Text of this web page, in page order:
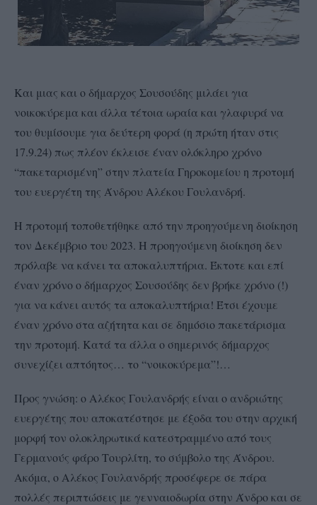
Και μιας και ο δήμαρχος Σουσούδης μιλάει για
νοικοκύρεμα και άλλα τέτοια ωραία και γλαφυρά να
του θυμίσουμε για δεύτερη φορά (η πρώτη ήταν στις
17.9.24) πως πλέον έκλεισε έναν ολόκληρο χρόνο
“πακεταρισμένη” στην πλατεία Γηροκομείου η προτομή
του ευεργέτη της Άνδρου Αλέκου Γουλανδρή.
Η προτομή τοποθετήθηκε από την προηγούμενη διοίκηση
τον Δεκέμβριο του 2023. Η προηγούμενη διοίκηση δεν
πρόλαβε να κάνει τα αποκαλυπτήρια. Έκτοτε και επί
έναν χρόνο ο δήμαρχος Σουσούδης δεν βρήκε χρόνο (!)
για να κάνει αυτός τα αποκαλυπτήρια! Έτσι έχουμε
έναν χρόνο στα αζήτητα και σε δημόσιο πακετάρισμα
την προτομή. Κατά τα άλλα ο σημερινός δήμαρχος
συνεχίζει απτόητος… το “νοικοκύρεμα”!…
Προς γνώση: ο Αλέκος Γουλανδρής είναι ο ανδριώτης
ευεργέτης που αποκατέστησε με έξοδα του στην αρχική
μορφή τον ολοκληρωτικά κατεστραμμένο από τους
Γερμανούς φάρο Τουρλίτη, το σύμβολο της Άνδρου.
Ακόμα, ο Αλέκος Γουλανδρής προσέφερε σε πάρα
πολλές περιπτώσεις με γενναιοδωρία στην Άνδρο και σε